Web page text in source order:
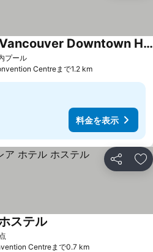
プール料金を表示
Sandman Signature Vancouver Downtown Hotel
Centreまで1.2 km
料金を表示
シェア お
料金を表示
ステル
Centreまで0.7 km